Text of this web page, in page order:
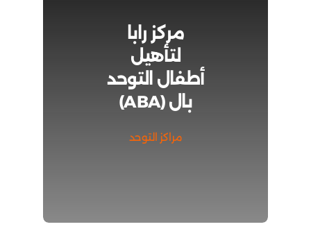
مركز رابا
لتأهيل
أطفال التوحد
بال (ABA)
مراكز التوحد